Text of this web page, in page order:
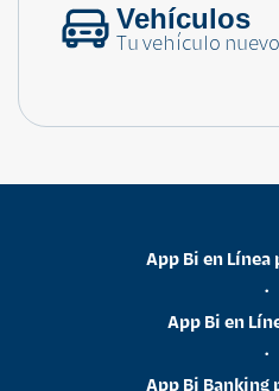
Vehículos
Tu vehículo
App Bi en
•
App Bi en
•
App Bi Banking